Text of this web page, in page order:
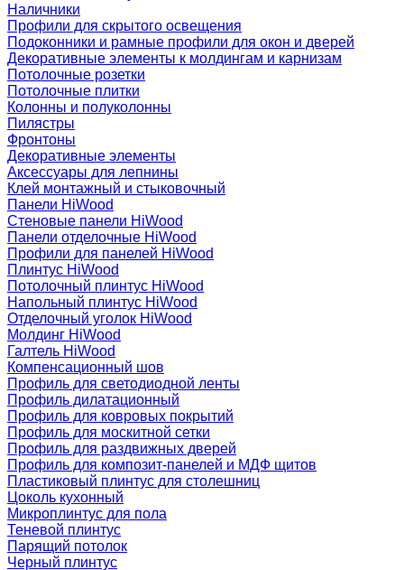
Наличники
Профили для скрытого освещения
Подоконники и рамные профили для окон и дверей
Декоративные элементы к молдингам и карнизам
Потолочные розетки
Потолочные плитки
Колонны и полуколонны
Пилястры
Фронтоны
Декоративные элементы
Аксессуары для лепнины
Клей монтажный и стыковочный
Панели HiWood
Стеновые панели HiWood
Панели отделочные HiWood
Профили для панелей HiWood
Плинтус HiWood
Потолочный плинтус HiWood
Напольный плинтус HiWood
Отделочный уголок HiWood
Молдинг HiWood
Галтель HiWood
Компенсационный шов
Профиль для светодиодной ленты
Профиль дилатационный
Профиль для ковровых покрытий
Профиль для москитной сетки
Профиль для раздвижных дверей
Профиль для композит-панелей и МДФ щитов
Пластиковый плинтус для столешниц
Цоколь кухонный
Микроплинтус для пола
Теневой плинтус
Парящий потолок
Черный плинтус